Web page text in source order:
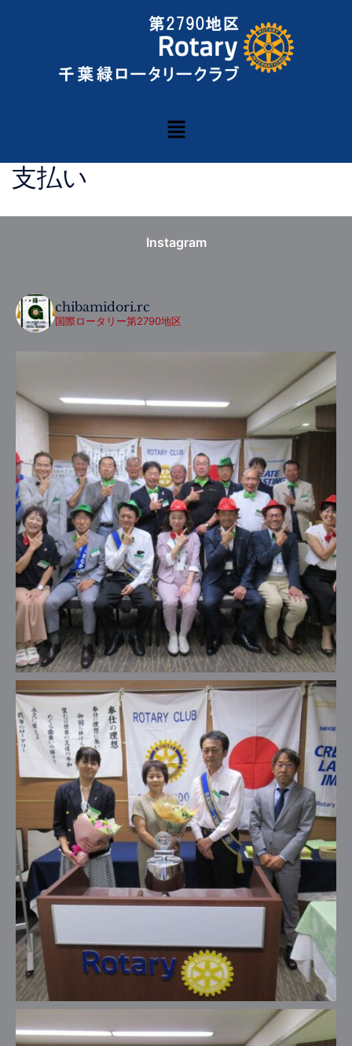
支払い
Instagram
chibamidori.rc
国際ロータリー第2790地区